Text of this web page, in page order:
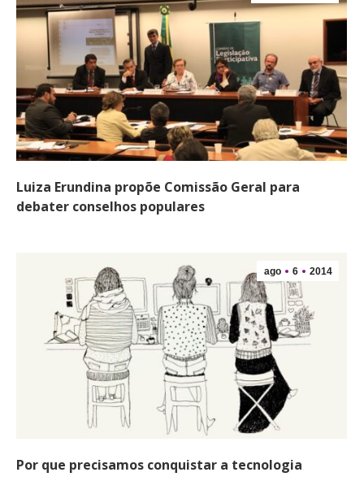
Luiza Erundina propõe Comissão Geral para
debater conselhos populares
ago 6 2014
Por que precisamos conquistar a tecnologia